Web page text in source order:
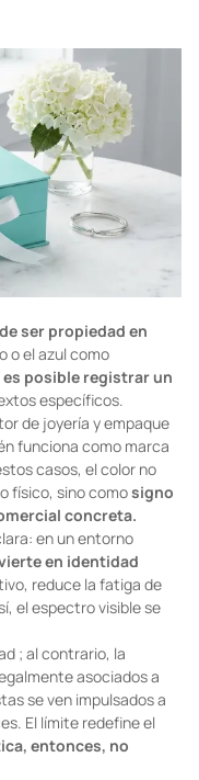
ser propiedad en
o el azul como
es posible registrar un
específicos.
de joyería y empaque
funciona como marca
casos, el color no
físico, sino comosigno
concreta.
en un entorno
en identidad
reduce la fatiga de
el espectro visible se
; al contrario, la
asociados a
se ven impulsados a
El límite redefine el
entonces, no